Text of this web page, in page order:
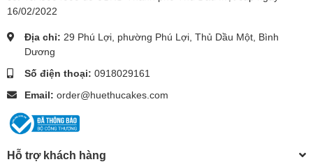
16/02/2022
Địa chỉ: 29 Phú Lợi, phường Phú Lợi, Thủ Dầu Một, Bình
Dương
Số điện thoại: 0918029161
Email: order@huethucakes.com
Hỗ trợ khách hàng